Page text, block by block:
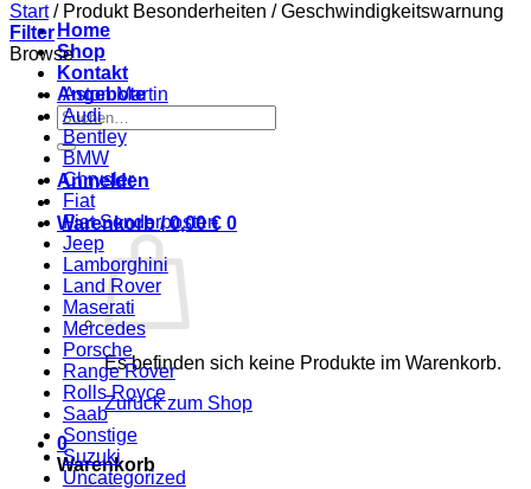
Home
Shop
Kontakt
Angebote
Suchen
nach:
Anmelden
Warenkorb /0,00€ 0
Es befinden sich keine Produkte im Warenkorb.
Zurück zum Shop
0
Warenkorb
Start /Produkt Besonderheiten /Geschwindigkeitswarnung
Filter
Browse
Aston Martin
Audi
Bentley
BMW
Chrysler
Fiat
Fiat Sonderposten
Jeep
Lamborghini
Land Rover
Maserati
Mercedes
Porsche
Range Rover
Rolls Royce
Saab
Sonstige
Suzuki
Uncategorized